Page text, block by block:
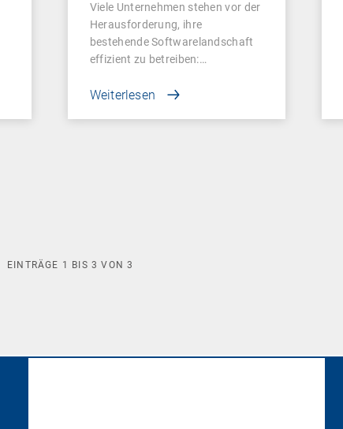
Viele Unternehmen stehen vor der
Herausforderung, ihre
bestehende Softwarelandschaft
effizient zu betreiben:…
Weiterlesen
EINTRÄGE 1 BIS3 VON3